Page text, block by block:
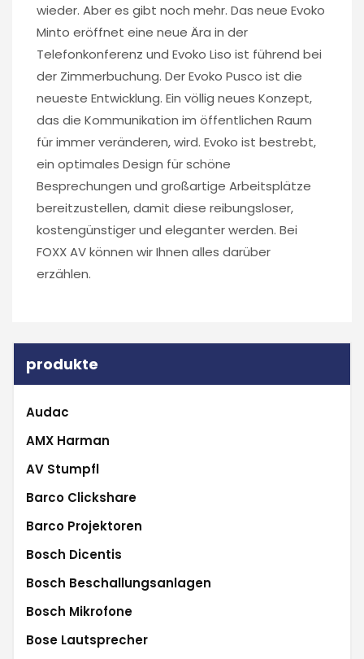
wieder. Aber es gibt noch mehr. Das neue Evoko
Minto eröffnet eine neue Ära in der
Telefonkonferenz und Evoko Liso ist führend bei
der Zimmerbuchung. Der Evoko Pusco ist die
neueste Entwicklung. Ein völlig neues Konzept,
das die Kommunikation im öffentlichen Raum
für immer veränderen, wird. Evoko ist bestrebt,
ein optimales Design für schöne
Besprechungen und großartige Arbeitsplätze
bereitzustellen, damit diese reibungsloser,
kostengünstiger und eleganter werden. Bei
FOXX AV können wir Ihnen alles darüber
erzählen.
produkte
Audac
AMX Harman
AV Stumpfl
Barco Clickshare
Barco Projektoren
Bosch Dicentis
Bosch Beschallungsanlagen
Bosch Mikrofone
Bose Lautsprecher